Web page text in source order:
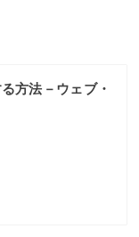
方法－ウェブ・